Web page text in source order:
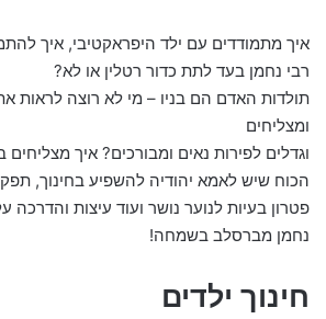
איך מתמודדים עם ילד היפראקטיבי, איך
רבי נחמן בעד לתת כדור רטלין או לא?
תולדות האדם הם בניו – מי לא רוצה לראות
ומצליחים
וגדלים לפירות נאים ומבורכים? איך מצליחים
הכוח שיש לאמא יהודיה להשפיע בחינוך,
פטרון בעיות לנוער נושר ועוד עיצות והדרכה
נחמן מברסלב בשמחה!
חינוך ילדים